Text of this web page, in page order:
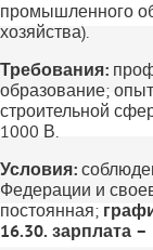
промышленного
хозяйства).
Требования:
образование;
строительной
1000 В.
Условия:
Федерации и
постоянная;
16.30. зарплата –